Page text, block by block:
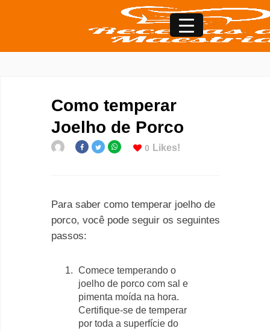
Como temperar
Joelho de Porco
0 Likes!
Para saber como temperar joelho de
porco, você pode seguir os seguintes
passos:
Comece temperando o
joelho de porco com sal e
pimenta moída na hora.
Certifique-se de temperar
por toda a superfície do